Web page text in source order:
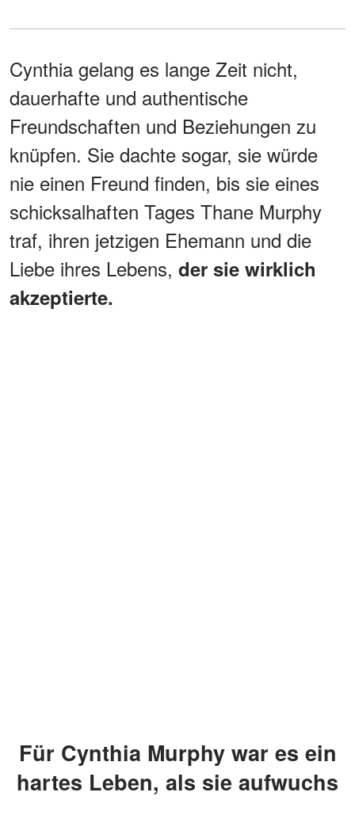
Cynthia gelang es lange Zeit nicht,
dauerhafte und authentische
Freundschaften und Beziehungen zu
knüpfen. Sie dachte sogar, sie würde
nie einen Freund finden, bis sie eines
schicksalhaften Tages Thane Murphy
traf, ihren jetzigen Ehemann und die
Liebe ihres Lebens, der sie wirklich
akzeptierte.
Für Cynthia Murphy war es ein
hartes Leben, als sie aufwuchs